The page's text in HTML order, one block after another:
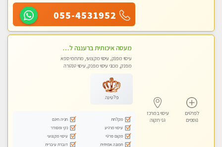
055-4531952
לפרטים
נוספים
עיסוי במרכז
גני תקוה
מעסה איכותית ברעננה למאסז מקצועי ומפנק לכל שרירי הגוף
עיסוי מפנק, עיסוי מקצועי, מתחמי ספא
מפנק, מכוני עיסוי מפנק, עיסוי טנטרה
פלטינה
מקלחת
חניה חינם
עיסוי מרגיע
נקי ומסודר
מקום פרטי
עיסוי מקצועי
תמונה אמיתית
דוברת עיברית